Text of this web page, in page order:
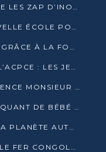
AGRICULTURE : LE CONGO LANCE LES ZAP D’INONI ET YONO
BE GREEN ACADEMY : UNE NOUVELLE ÉCOLE POUR LES MÉTIERS DE L’ÉCOLOGIE À POINTE-NOIRE
L’ÉCOLE PIERRE NZOKO RENAIT GRÂCE À LA FONDATION MUCODEC
JOURNÉE PORTES OUVERTES À L’ACPCE : LES JEUNES EN IMMERSION DANS L’ENTREPRISE
LETTRE OUVERTE A SON EXCELLENCE MONSIEUR DENIS SASSOU NGUESSO, PRESIDENT DE LAREPUBLIQUE DU CONGO
MADINGOU : UN PRÉSUMÉ TRAFIQUANT DE BÉBÉ CHIMPANZÉ FIXÉ SUR SON SORT LE 20 NOVEMBRE
À BELÉM, LE CONGO MOBILISE LA PLANÈTE AUTOUR DU FONDS BLEU POUR LE BASSIN DU CONGO
ULSAN HOLDING INVESTIT DANS LE FER CONGOLAIS